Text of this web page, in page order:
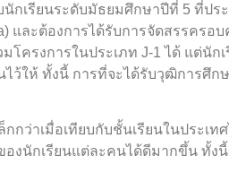
นักเรียนระดับมัธยมศึกษาปีที่ 5 ที่
และต้องการได้รับการจัดสรรคร
ครงการในประเภท J-1 ได้ แต่นัก
ไว้ให้ ทั้งนี้ การที่จะได้รับวุฒิการศึ
ว่าเมื่อเทียบกับชั้นเรียนในประเ
งนักเรียนแต่ละคนได้ดีมากขึ้น ทั้ง